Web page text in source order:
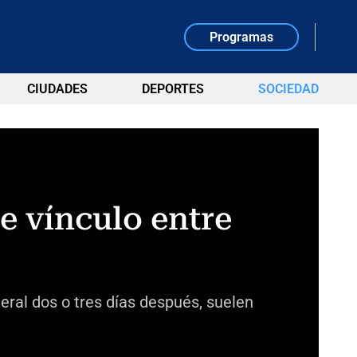
Programas
CIUDADES DEPORTES SOCIEDAD
vínculo entre
dos o tres días después, suelen